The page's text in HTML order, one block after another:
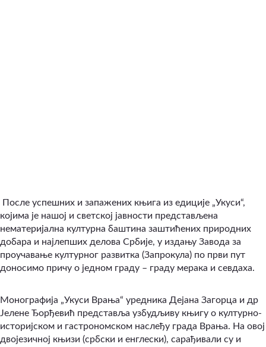
После успешних и запажених књига из едиције „Укуси“,
којима је нашој и светској јавности представљена
нематеријална културна баштина заштићених природних
добара и најлепших делова Србије, у издању Завода за
проучавање културног развитка (Запрокула) по први пут
доносимо причу о једном граду – граду мерака и севдаха.
Монографија „Укуси Врања“ уредника Дејана Зaгорца и др
Јелене Ђорђевић представља узбудљиву књигу о културно-
историјском и гастрономском наслеђу града Врања. На овој
двојезичној књизи (србски и енглески), сарађивали су и